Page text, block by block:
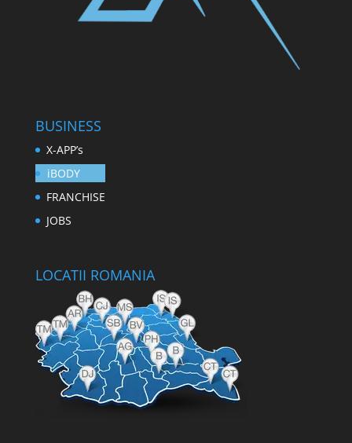
BUSINESS
X-APP’s
iBODY
FRANCHISE
JOBS
LOCATII ROMANIA